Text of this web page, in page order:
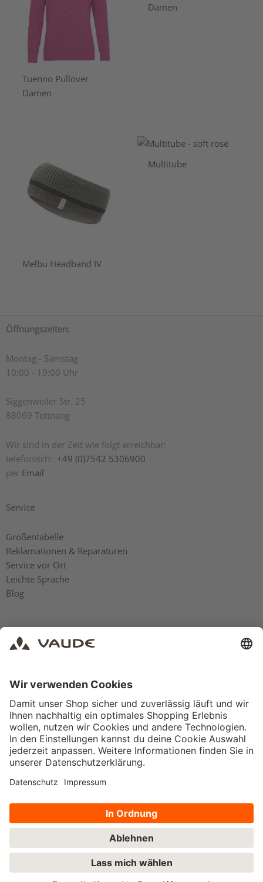
Tuenno Pullover
Damen
Damen
Melbu Headband IV
Multitube
Öffnungszeiten:
Montag - Samstag
10:00 - 19:00 Uhr
Siggenweiler Str. 25
88069 Tettnang
Wir sind in der Zeit wie folgt erreichbar:
telefonisch: +49 (0)7542 5306900
per Email
Service
Größentabelle
Reklamationen & Reparaturen
Service vor Ort
Leichte Sprache
Blog
AGB
Impressum
Datenschutz
Vertrag widerrufen
Einkaufen
Zahlungsarten
Versandarten
Gutscheine